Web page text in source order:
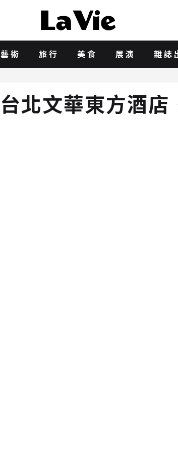
藝術 旅行 美食 展演 雜誌
台北文華東方酒店